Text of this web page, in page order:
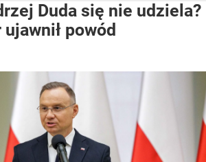
Duda się nie udziela?
powód